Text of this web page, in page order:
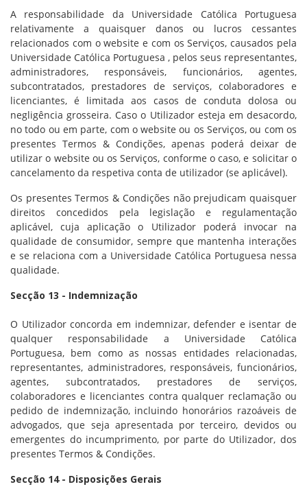
A responsabilidade da Universidade Católica Portuguesa
relativamente a quaisquer danos ou lucros cessantes
relacionados com o website e com os Serviços, causados pela
Universidade Católica Portuguesa , pelos seus representantes,
administradores, responsáveis, funcionários, agentes,
subcontratados, prestadores de serviços, colaboradores e
licenciantes, é limitada aos casos de conduta dolosa ou
negligência grosseira. Caso o Utilizador esteja em desacordo,
no todo ou em parte, com o website ou os Serviços, ou com os
presentes Termos & Condições, apenas poderá deixar de
utilizar o website ou os Serviços, conforme o caso, e solicitar o
cancelamento da respetiva conta de utilizador (se aplicável).
Os presentes Termos & Condições não prejudicam quaisquer
direitos concedidos pela legislação e regulamentação
aplicável, cuja aplicação o Utilizador poderá invocar na
qualidade de consumidor, sempre que mantenha interações
e se relaciona com a Universidade Católica Portuguesa nessa
qualidade.
Secção 13 - Indemnização
O Utilizador concorda em indemnizar, defender e isentar de
qualquer responsabilidade a Universidade Católica
Portuguesa, bem como as nossas entidades relacionadas,
representantes, administradores, responsáveis, funcionários,
agentes, subcontratados, prestadores de serviços,
colaboradores e licenciantes contra qualquer reclamação ou
pedido de indemnização, incluindo honorários razoáveis de
advogados, que seja apresentada por terceiro, devidos ou
emergentes do incumprimento, por parte do Utilizador, dos
presentes Termos & Condições.
Secção 14 - Disposições Gerais